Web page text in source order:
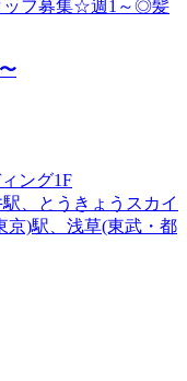
ッフ募集☆週1～◎髪
ング1F
、とうきょうスカイ
京)駅、浅草(東武・都